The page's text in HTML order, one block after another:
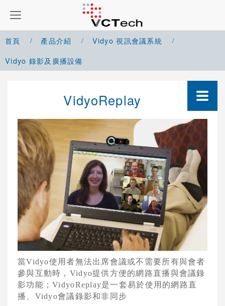
首頁 產品介紹
Vidyo 視訊會議系統
Vidyo 錄影及廣播設備
Microsoft Teams 解決方案
Zoom 解決方案
Cisco Webex 解決方案
Yealink 視訊會議系統
Cisco 視訊會議系統
POLYCOM 視訊會議系統
AVAYA視訊會議系統
VCPLUS雲端視訊會議服務
視訊研討會與活動規劃
Logitech視訊會議系統
VidyoReplay
當Vidyo使用者無法出席會議或不需要所有與會者
參與互動時， Vidyo提供方便的網路直播與會議錄
影功能；VidyoReplay是一套易於使用的網路直
播、
Vidyo會議錄影和非同步